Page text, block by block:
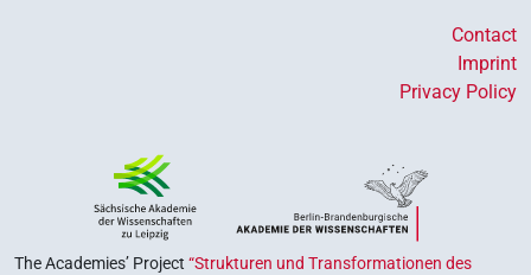
Contact
Imprint
Privacy Policy
The Academies’ Project “Strukturen und Transformationen des